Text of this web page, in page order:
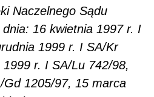
Naczelnego Sądu
16 kwietnia 1997 r. I
1999 r. I SA/Kr
r. I SA/Lu 742/98,
1205/97, 15 marca